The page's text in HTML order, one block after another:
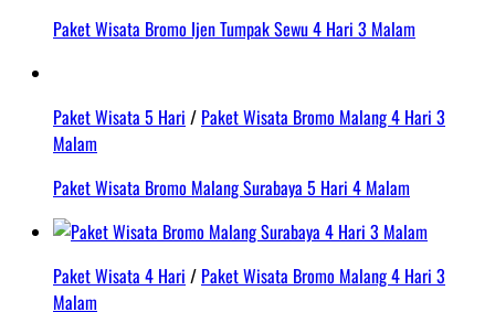
Paket Wisata Bromo Ijen Tumpak Sewu 4 Hari 3 Malam
Paket Wisata 5 Hari / Paket Wisata Bromo Malang 4 Hari 3
Malam
Paket Wisata Bromo Malang Surabaya 5 Hari 4 Malam
Paket Wisata 4 Hari / Paket Wisata Bromo Malang 4 Hari 3
Malam